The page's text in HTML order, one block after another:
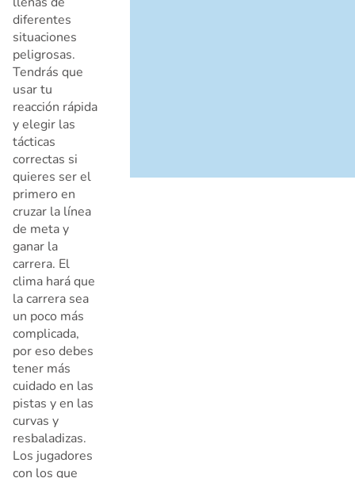
diferentes
situaciones
peligrosas.
Tendrás que
usar tu
reacción rápida
y elegir las
tácticas
correctas si
quieres ser el
primero en
cruzar la línea
de meta y
ganar la
carrera. El
clima hará que
la carrera sea
un poco más
complicada,
por eso debes
tener más
cuidado en las
pistas y en las
curvas y
resbaladizas.
Los jugadores
con los que